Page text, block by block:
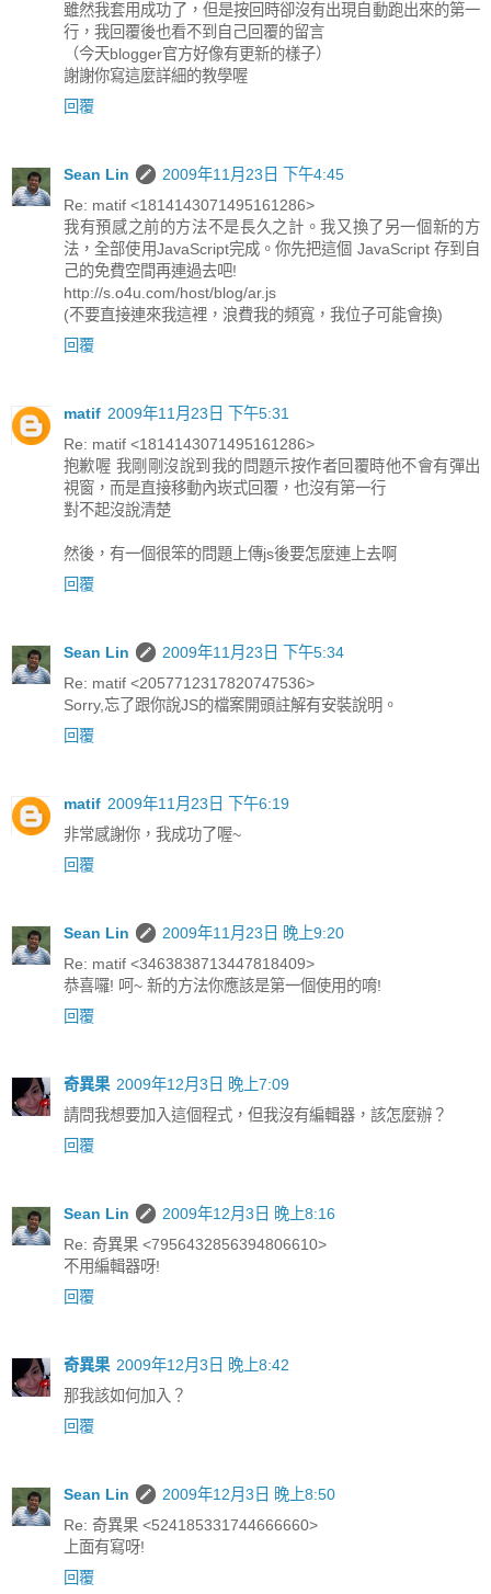
雖然我套用成功了，但是按回時卻沒有出現自動跑出來的第一
行，我回覆後也看不到自己回覆的留言
（今天blogger官方好像有更新的樣子）
謝謝你寫這麼詳細的教學喔
回覆
Sean Lin
2009年11月23日 下午4:45
Re: matif <1814143071495161286>
我有預感之前的方法不是長久之計。我又換了另一個新的方
法，全部使用JavaScript完成。你先把這個 JavaScript 存到自
己的免費空間再連過去吧!
http://s.o4u.com/host/blog/ar.js
(不要直接連來我這裡，浪費我的頻寬，我位子可能會換)
回覆
matif 2009年11月23日 下午5:31
Re: matif <1814143071495161286>
抱歉喔 我剛剛沒說到我的問題示按作者回覆時他不會有彈出
視窗，而是直接移動內崁式回覆，也沒有第一行
對不起沒說清楚
然後，有一個很笨的問題上傳js後要怎麼連上去啊
回覆
Sean Lin
2009年11月23日 下午5:34
Re: matif <2057712317820747536>
Sorry,忘了跟你說JS的檔案開頭註解有安裝說明。
回覆
matif 2009年11月23日 下午6:19
非常感謝你，我成功了喔~
回覆
Sean Lin
2009年11月23日 晚上9:20
Re: matif <3463838713447818409>
恭喜囉! 呵~ 新的方法你應該是第一個使用的唷!
回覆
奇異果 2009年12月3日 晚上7:09
請問我想要加入這個程式，但我沒有編輯器，該怎麼辦？
回覆
Sean Lin
2009年12月3日 晚上8:16
Re: 奇異果 <7956432856394806610>
不用編輯器呀!
回覆
奇異果 2009年12月3日 晚上8:42
那我該如何加入？
回覆
Sean Lin
2009年12月3日 晚上8:50
Re: 奇異果 <524185331744666660>
上面有寫呀!
回覆